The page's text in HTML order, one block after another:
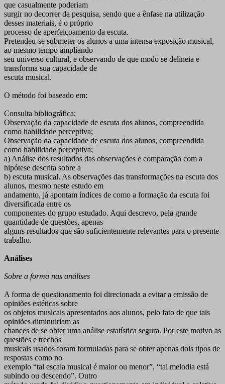
que casualmente poderiam
surgir no decorrer da pesquisa, sendo que a ênfase na utilização
desses materiais, é o próprio
processo de aperfeiçoamento da escuta.
Pretendeu-se submeter os alunos a uma intensa exposição musical,
ao mesmo tempo ampliando
seu universo cultural, e observando de que modo se delineia e
transforma sua capacidade de
escuta musical.
O método foi baseado em:
Consulta bibliográfica;
Observação da capacidade de escuta dos alunos, compreendida
como habilidade perceptiva;
Observação da capacidade de escuta dos alunos, compreendida
como habilidade perceptiva;
a) Análise dos resultados das observações e comparação com a
hipótese descrita sobre a
b) escuta musical. As observações das transformações na escuta dos
alunos, mesmo neste estudo em
andamento, já apontam índices de como a formação da escuta foi
diversificada entre os
componentes do grupo estudado. Aqui descrevo, pela grande
quantidade de questões, apenas
alguns resultados que são suficientemente relevantes para o presente
trabalho.
Análises
Sobre a forma nas análises
A forma de questionamento foi direcionada a evitar a emissão de
opiniões estéticas sobre
os objetos musicais apresentados aos alunos, pelo fato de que tais
opiniões diminuiriam as
chances de se obter uma análise estatística segura. Por este motivo as
questões e trechos
musicais usados foram formuladas para se obter apenas dois tipos de
respostas como no
exemplo “tal escala musical é maior ou menor”, “tal melodia está
subindo ou descendo”. Outro